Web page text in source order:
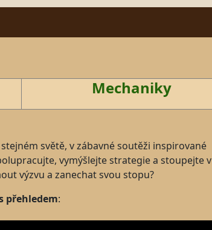
Mechaniky
světě, v zábavné soutěži inspirované
vymýšlejte strategie a stoupejte v
výzvu a zanechat svou stopu?
přehledem: